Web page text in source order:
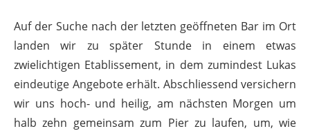
Auf der Suche nach der letzten geöffneten Bar im Ort
landen wir zu später Stunde in einem etwas
zwielichtigen Etablissement, in dem zumindest Lukas
eindeutige Angebote erhält. Abschliessend versichern
wir uns hoch- und heilig, am nächsten Morgen um
halb zehn gemeinsam zum Pier zu laufen, um, wie